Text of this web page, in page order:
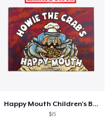
Happy Mouth Children's Book
$15